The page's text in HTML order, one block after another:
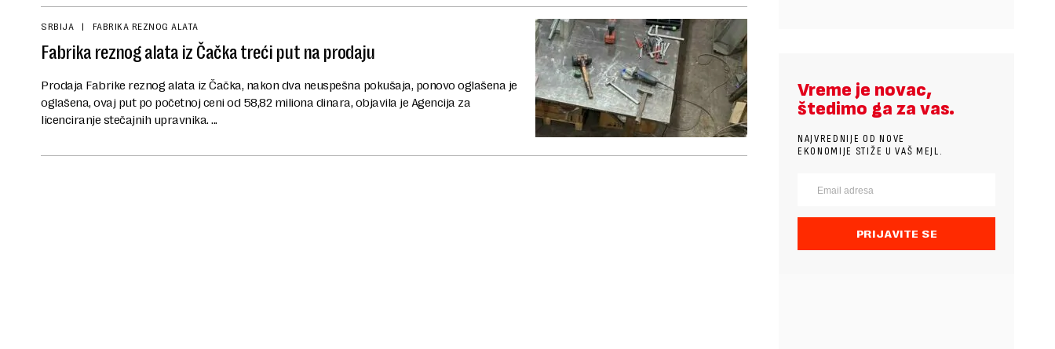
SRBIJA FABRIKA REZNOG ALATA
Fabrika reznog alata iz Čačka treći put na prodaju
Prodaja Fabrike reznog alata iz Čačka, nakon dva neuspešna pokušaja, ponovo oglašena je
oglašena, ovaj put po početnoj ceni od 58,82 miliona dinara, objavila je Agencija za
licenciranje stečajnih upravnika. ...
Vreme je novac,
štedimo ga za vas.
NAJVREDNIJE OD NOVE
EKONOMIJE STIŽE U VAŠ MEJL.
PRIJAVITE SE